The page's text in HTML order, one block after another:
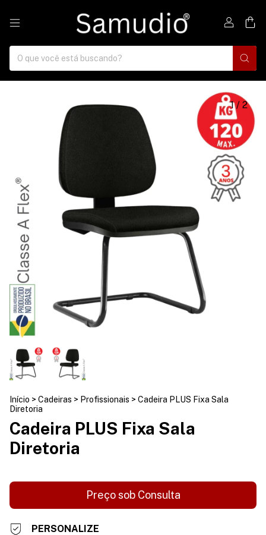
1/ 2
Início > Cadeiras > Profissionais > Cadeira PLUS Fixa Sala
Diretoria
Cadeira PLUS Fixa Sala
Diretoria
PERSONALIZE